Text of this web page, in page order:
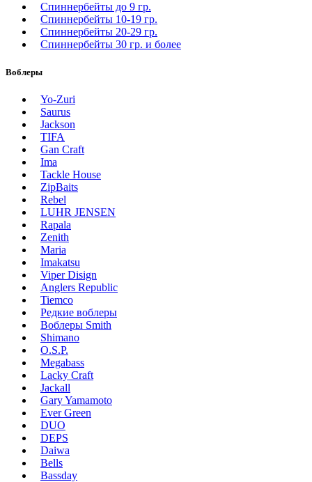
Спиннербейты до 9 гр.
Спиннербейты 10-19 гр.
Спиннербейты 20-29 гр.
Спиннербeйты 30 гр. и более
Воблеры
Yo-Zuri
Saurus
Jackson
TIFA
Gan Craft
Ima
Tackle House
ZipBaits
Rebel
LUHR JENSEN
Rapala
Zenith
Maria
Imakatsu
Viper Disign
Anglers Republic
Tiemco
Редкие воблеры
Воблеры Smith
Shimano
O.S.P.
Megabass
Lacky Craft
Jackall
Gary Yamamoto
Ever Green
DUO
DEPS
Daiwa
Bells
Bassday